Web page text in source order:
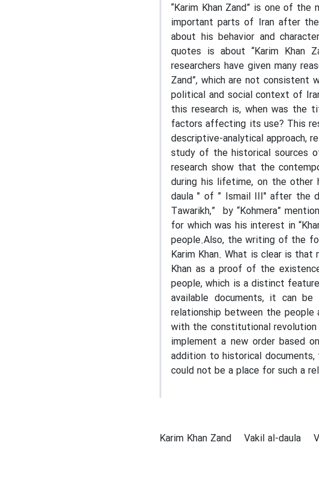
“Karim Khan Zand” is one of
important parts of Iran after
about his behavior and
quotes is about “Karim Khan
researchers have given many
Zand”, which are not consistent
political and social context of
this research is, when was the
factors affecting its use? This
descriptive-analytical approach,
study of the historical sources
research show that the
during his lifetime, on the other
daula " of ” Ismail III" after the
Tawarikh,” by “Kohmera”
for which was his interest in
people.Also, the writing of the
Karim Khan. What is clear is
Khan as a proof of the
people, which is a distinct
available documents, it can
relationship between the people
with the constitutional
implement a new order based
addition to historical
could not be a place for such a
Karim Khan Zand Vakil al-daula